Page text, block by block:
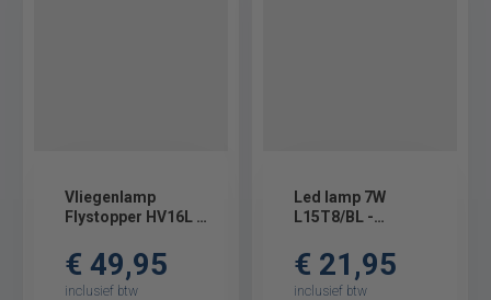
Vliegenlamp
Flystopper HV16L -
Volt
€ 49,95
inclusief btw
Led lamp 7W
L15T8/BL -
Flystopper HV30L -
set 2 stuks
€ 21,95
inclusief btw